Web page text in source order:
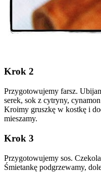
Krok 2
Przygotowujemy farsz.
serek, sok z cytryny,
Kroimy gruszkę w kostkę i
mieszamy.
Krok 3
Przygotowujemy sos.
Śmietankę podgrzewamy,